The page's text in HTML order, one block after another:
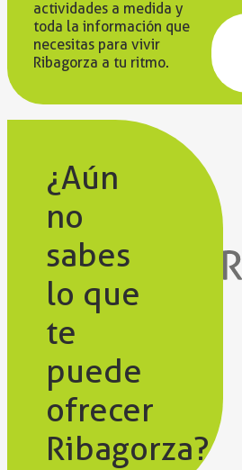
actividades a medida y
toda la información que
necesitas para vivir
Ribagorza a tu ritmo.
¿Aún
no
sabes
lo que
te
puede
ofrecer
Ribagorza?